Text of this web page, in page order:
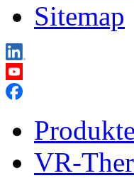
Sitemap
VR-